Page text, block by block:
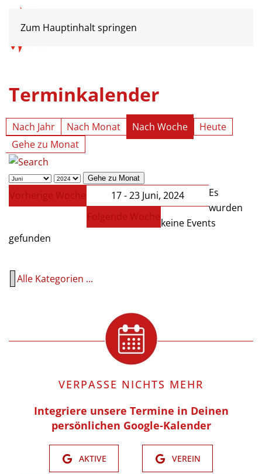
Zum Hauptinhalt springen
Terminkalender
Nach Jahr Nach Monat Nach Woche
Heute
Gehe zu Monat
Gehe zu Monat
Vorherige Woche
17 - 23 Juni, 2024
Folgende Woche
Es
wurden
keine Events
gefunden
Alle Kategorien ...
VERPASSE NICHTS MEHR
Integriere unsere Termine in Deinen
persönlichen Google-Kalender
AKTIVE VEREIN